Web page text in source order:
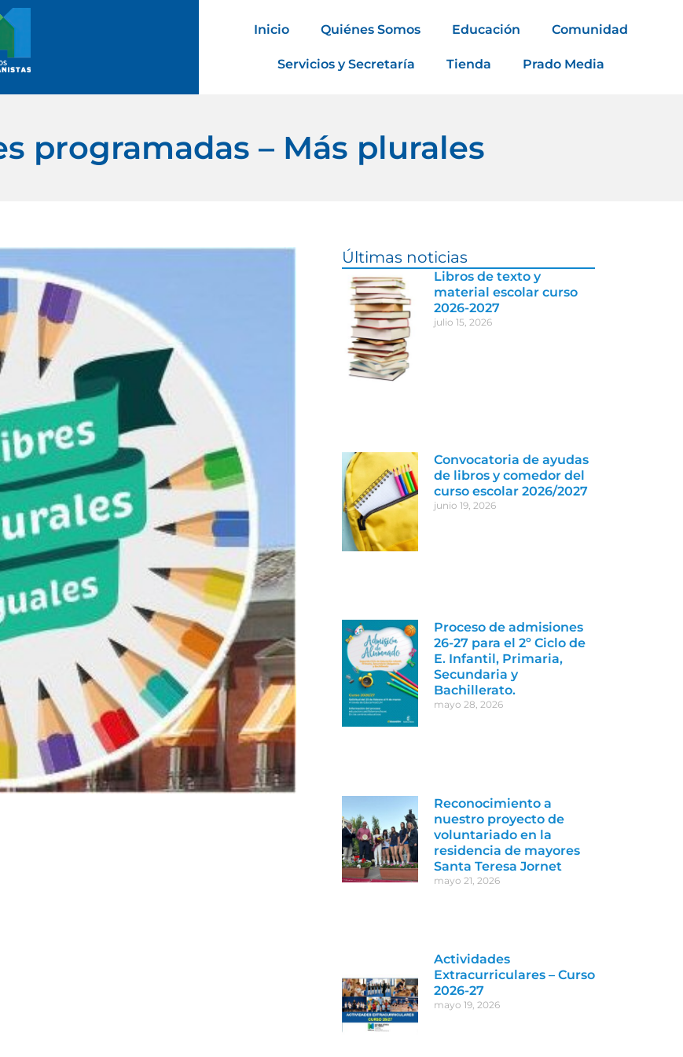
Inicio Quiénes Somos Educación Comunidad
Servicios y Secretaría Tienda Prado Media
programadas – Más plurales
Últimas noticias
Libros de texto y
material escolar curso
2026-2027
julio 15, 2026
Convocatoria de ayudas
de libros y comedor del
curso escolar 2026/2027
junio 19, 2026
Proceso de admisiones
26-27 para el 2º Ciclo de
E. Infantil, Primaria,
Secundaria y
Bachillerato.
mayo 28, 2026
Reconocimiento a
nuestro proyecto de
voluntariado en la
residencia de mayores
Santa Teresa Jornet
mayo 21, 2026
Actividades
Extracurriculares – Curso
2026-27
mayo 19, 2026